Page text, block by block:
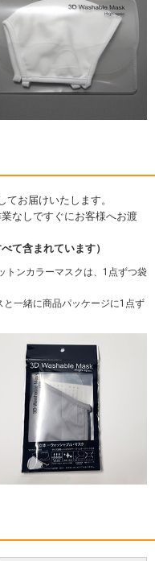
お届けいたします。
なしですぐにお客様へお渡
て含まれています）
トンカラーマスクは、1点ずつ袋
一緒に商品パッケージに1点ず